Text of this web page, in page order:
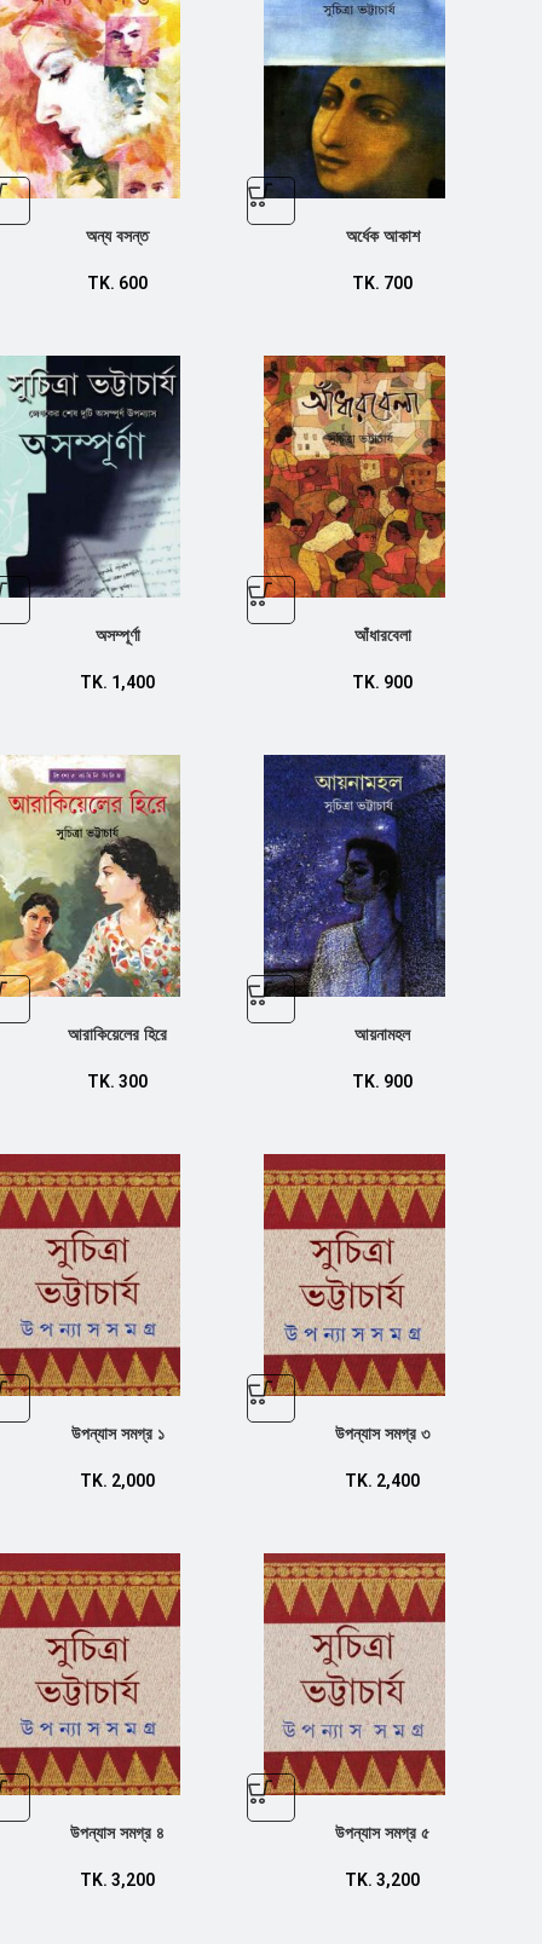
অন্য বসন্ত
TK. 600
অর্ধেক আকাশ
TK. 700
অসম্পূর্ণা
TK. 1,400
আঁধারবেলা
TK. 900
আরাকিয়েলের হিরে
TK. 300
আয়নামহল
TK. 900
উপন্যাস সমগ্র ১
TK. 2,000
উপন্যাস সমগ্র ৩
TK. 2,400
উপন্যাস সমগ্র ৪
TK. 3,200
উপন্যাস সমগ্র ৫
TK. 3,200